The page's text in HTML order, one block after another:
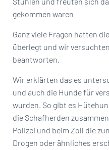
gekommen waren
Ganz viele Fragen hatten
überlegt und wir
beantworten.
Wir erklärten das es
und auch die Hunde für
wurden. So gibt es
die Schafherden
Polizei und beim Zoll die
Drogen oder ähnliches